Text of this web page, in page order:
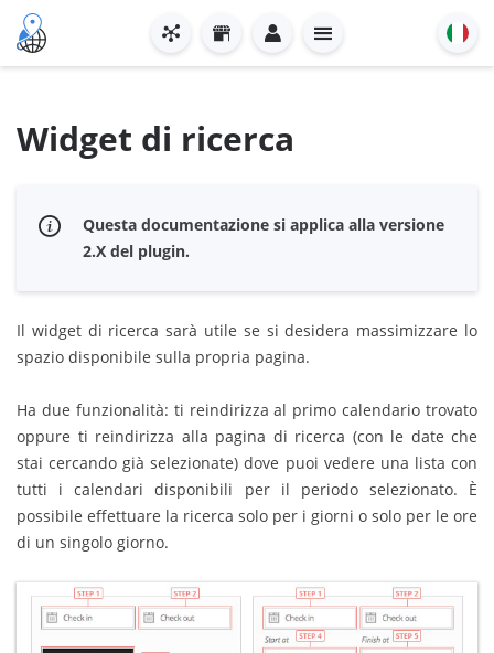
Widget di ricerca
Questa documentazione si applica alla versione
2.X del plugin.
Il widget di ricerca sarà utile se si desidera massimizzare lo
spazio disponibile sulla propria pagina.
Ha due funzionalità: ti reindirizza al primo calendario trovato
oppure ti reindirizza alla pagina di ricerca (con le date che
stai cercando già selezionate) dove puoi vedere una lista con
tutti i calendari disponibili per il periodo selezionato. È
possibile effettuare la ricerca solo per i giorni o solo per le ore
di un singolo giorno.